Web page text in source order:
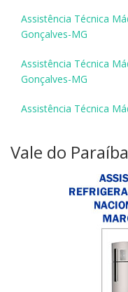
Assistência Técnica
Gonçalves-MG
Assistência Técnica
Gonçalves-MG
Assistência Técnica
Vale do